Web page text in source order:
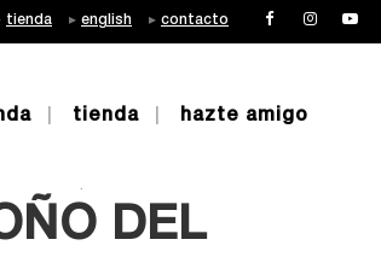
tienda english contacto
tienda hazte amigo
DEL